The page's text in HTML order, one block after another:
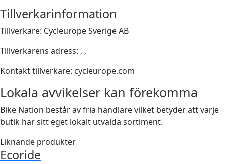
Tillverkarinformation
Tillverkare: Cycleurope Sverige AB
Tillverkarens adress: , ,
Kontakt tillverkare: cycleurope.com
Lokala avvikelser kan förekomma
Bike Nation består av fria handlare vilket betyder att varje
butik har sitt eget lokalt utvalda sortiment.
Liknande produkter
Ecoride